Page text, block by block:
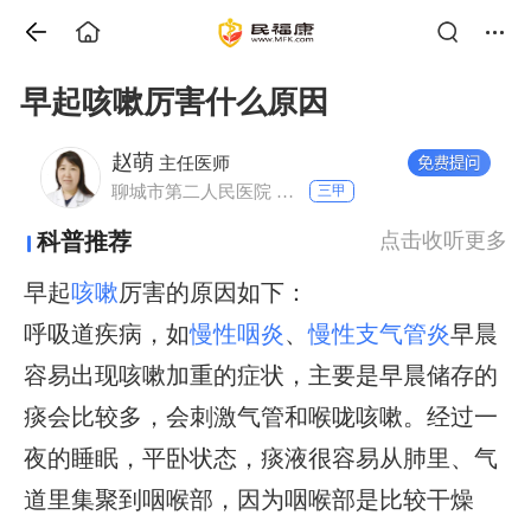
早起咳嗽厉害什么原因
赵萌 主任医师
聊城市第二人民医院 呼吸内科
三甲
科普推荐 点击收听更多
早起咳嗽厉害的原因如下：
呼吸道疾病，如慢性咽炎、慢性支气管炎早晨
容易出现咳嗽加重的症状，主要是早晨储存的
痰会比较多，会刺激气管和喉咙咳嗽。经过一
夜的睡眠，平卧状态，痰液很容易从肺里、气
道里集聚到咽喉部，因为咽喉部是比较干燥